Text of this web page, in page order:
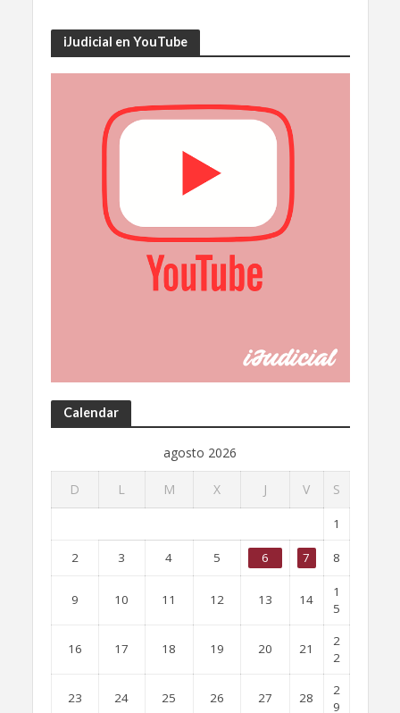
iJudicial en YouTube
Calendar
agosto 2026
D L M X J V S
1
2 3 4 5 6 7 8
9 10 11 12 13 14
1
5
16 17 18 19 20 21
2
2
23 24 25 26 27 28
2
9